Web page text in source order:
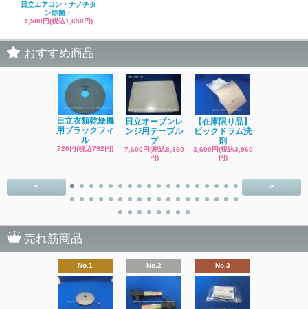
日立エアコン・ナノチタ
ン除菌・
1,500円(税込1,650円)
おすすめ商品
日立衣類乾燥機
用ブラックフィ
ル
720円(税込792円)
日立オーブンレ
ンジ用テーブル
プ
7,600円(税込8,360
円)
【在庫限り品】
ビックドラム洗
剤
3,600円(税込3,960
円)
< >
売れ筋商品
No.1 No.2 No.3